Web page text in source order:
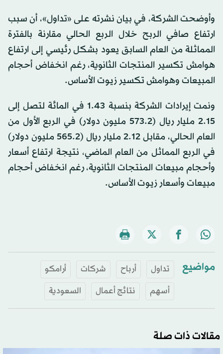
وأوضحت الشركة، في بيان نشرته على «تداول»، أن سبب
ارتفاع صافي الربح خلال الربع الحالي مقارنة بالفترة
المماثلة من العام السابق يعود بشكل رئيسي إلى ارتفاع
هوامش تكسير المنتجات الثانوية، رغم انخفاض أحجام
المبيعات وهوامش تكسير زيوت الأساس.
ونمت إيرادات الشركة بنسبة 1.43 في المائة لتصل إلى
2.15 مليار ريال (573.2 مليون دولار) في الربع الأول من
العام الحالي، مقابل 2.12 مليار ريال (565.2 مليون دولار)
في الربع المماثل من العام الماضي، نتيجة ارتفاع أسعار
وأحجام مبيعات المنتجات الثانوية، رغم انخفاض أحجام
مبيعات وأسعار زيوت الأساس.
مواضيع تداول أرباح شركات
أرامكو
أسهم
نتائج أعمال السعودية
مقالات ذات صلة